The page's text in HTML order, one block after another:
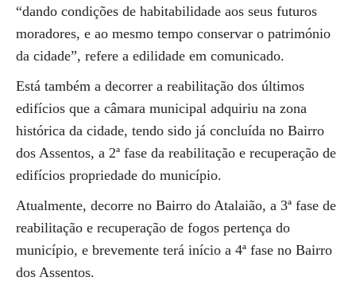
“dando condições de habitabilidade aos seus futuros
moradores, e ao mesmo tempo conservar o património
da cidade”, refere a edilidade em comunicado.
Está também a decorrer a reabilitação dos últimos
edifícios que a câmara municipal adquiriu na zona
histórica da cidade, tendo sido já concluída no Bairro
dos Assentos, a 2ª fase da reabilitação e recuperação de
edifícios propriedade do município.
Atualmente, decorre no Bairro do Atalaião, a 3ª fase de
reabilitação e recuperação de fogos pertença do
município, e brevemente terá início a 4ª fase no Bairro
dos Assentos.